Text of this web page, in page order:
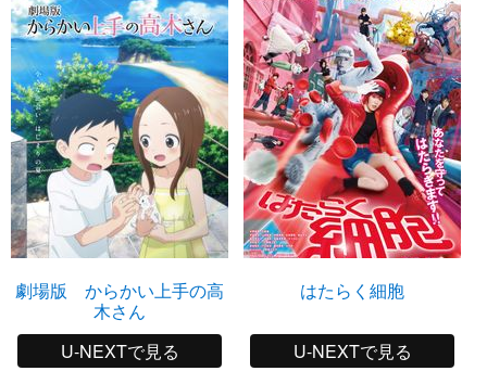
劇場版 からかい上手の高
木さん
U-NEXTで見る
はたらく細胞
U-NEXTで見る